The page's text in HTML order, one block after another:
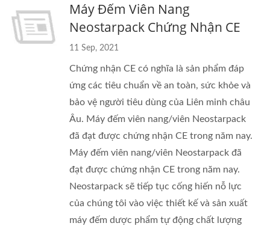
Máy Đếm Viên Nang
Neostarpack Chứng Nhận CE
11 Sep, 2021
Chứng nhận CE có nghĩa là sản phẩm đáp
ứng các tiêu chuẩn về an toàn, sức khỏe và
bảo vệ người tiêu dùng của Liên minh châu
Âu. Máy đếm viên nang/viên Neostarpack
đã đạt được chứng nhận CE trong năm nay.
Máy đếm viên nang/viên Neostarpack đã
đạt được chứng nhận CE trong năm nay.
Neostarpack sẽ tiếp tục cống hiến nỗ lực
của chúng tôi vào việc thiết kế và sản xuất
máy đếm dược phẩm tự động chất lượng